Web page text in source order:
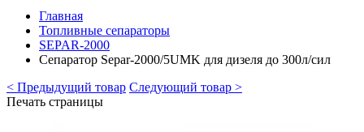
Главная
Топливные сепараторы
SEPAR-2000
Сепаратор Separ-2000/5UMK для дизеля до 300л/сил
< Предыдущий товар Следующий товар >
Печать страницы